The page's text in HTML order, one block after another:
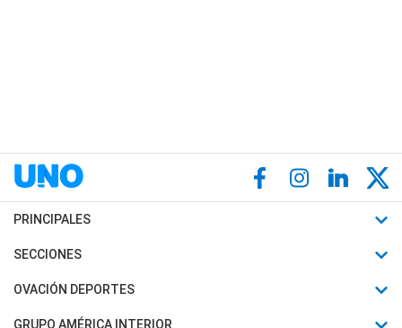
PRINCIPALES
Últimas Noticias
Política
SECCIONES
Horóscopo
Motores
OVACIÓN DEPORTES
Fútbol
GRUPO AMÉRICA INTERIOR